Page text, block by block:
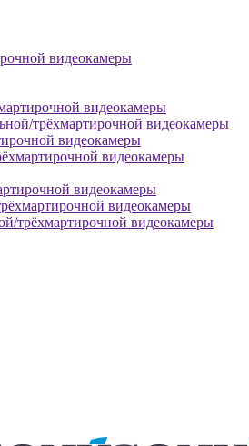
видеокамеры
видеокамеры
трёхмартирочной видеокамеры
видеокамеры
видеокамеры
видеокамеры
видеокамеры
трёхмартирочной видеокамеры